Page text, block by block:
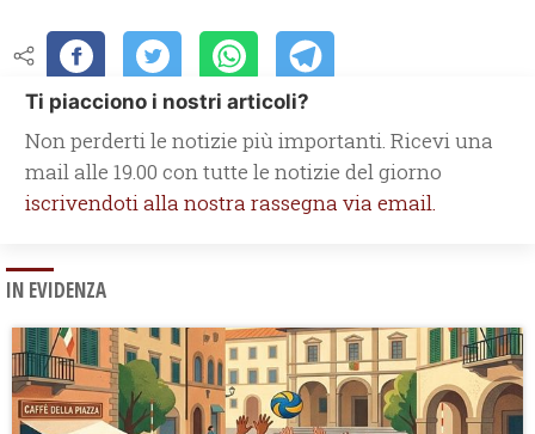
Ti piacciono i nostri articoli?
Non perderti le notizie più importanti. Ricevi una
mail alle 19.00 con tutte le notizie del giorno
iscrivendoti alla nostra rassegna via email.
IN EVIDENZA